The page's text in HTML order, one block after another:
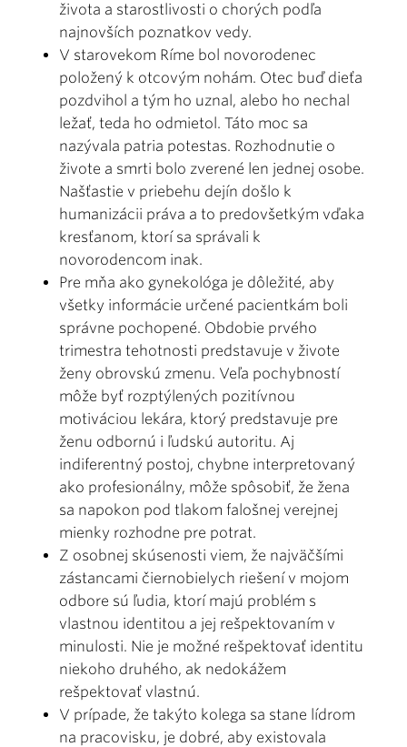
života a starostlivosti o chorých podľa
najnovších poznatkov vedy.
V starovekom Ríme bol novorodenec
položený k otcovým nohám. Otec buď dieťa
pozdvihol a tým ho uznal, alebo ho nechal
ležať, teda ho odmietol. Táto moc sa
nazývala patria potestas. Rozhodnutie o
živote a smrti bolo zverené len jednej osobe.
Našťastie v priebehu dejín došlo k
humanizácii práva a to predovšetkým vďaka
kresťanom, ktorí sa správali k
novorodencom inak.
Pre mňa ako gynekológa je dôležité, aby
všetky informácie určené pacientkám boli
správne pochopené. Obdobie prvého
trimestra tehotnosti predstavuje v živote
ženy obrovskú zmenu. Veľa pochybností
môže byť rozptýlených pozitívnou
motiváciou lekára, ktorý predstavuje pre
ženu odbornú i ľudskú autoritu. Aj
indiferentný postoj, chybne interpretovaný
ako profesionálny, môže spôsobiť, že žena
sa napokon pod tlakom falošnej verejnej
mienky rozhodne pre potrat.
Z osobnej skúsenosti viem, že najväčšími
zástancami čiernobielych riešení v mojom
odbore sú ľudia, ktorí majú problém s
vlastnou identitou a jej rešpektovaním v
minulosti. Nie je možné rešpektovať identitu
niekoho druhého, ak nedokážem
rešpektovať vlastnú.
V prípade, že takýto kolega sa stane lídrom
na pracovisku, je dobré, aby existovala